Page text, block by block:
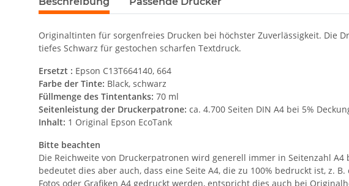
Originaltinten für sorgenfreies Drucken bei höchster Zuverlässigkeit. Die
tiefes Schwarz für gestochen scharfen Textdruck.
Ersetzt : Epson C13T664140, 664
Farbe der Tinte: Black, schwarz
Füllmenge des Tintentanks: 70 ml
Seitenleistung der Druckerpatrone: ca. 4.700 Seiten DIN A4 bei 5%
Inhalt: 1 Original Epson EcoTank
Bitte beachten
Die Reichweite von Druckerpatronen wird generell immer in Seitenzahl
bedeutet dies aber auch, dass eine Seite A4, die zu 100% bedruckt ist, z.
Fotos oder Grafiken A4 gedruckt werden, entspricht dies auch bei